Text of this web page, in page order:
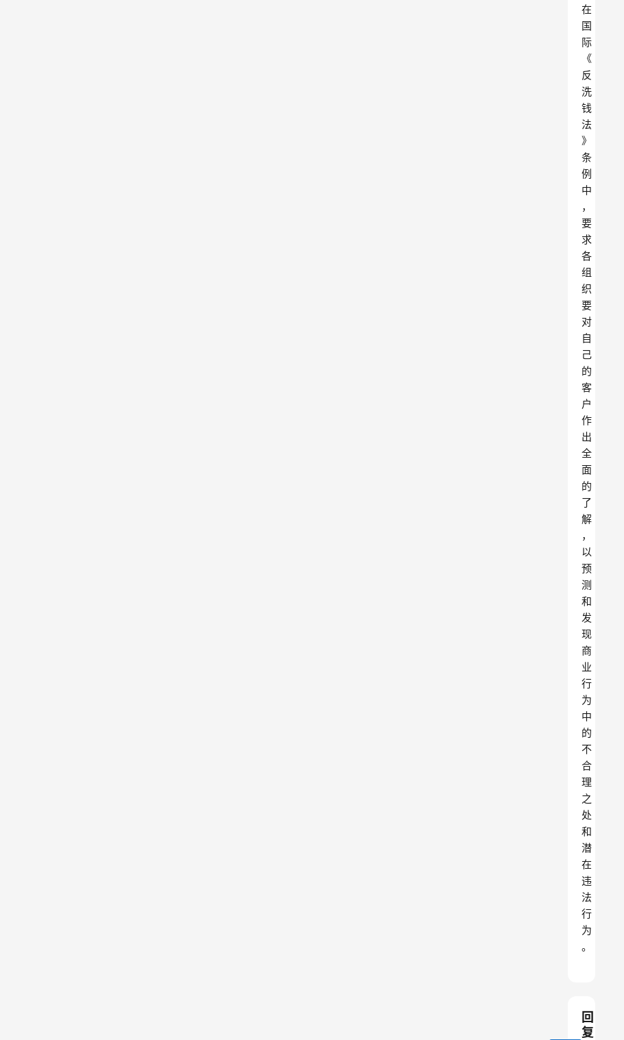
在
国
际
《
反
洗
钱
法
》
条
例
中
，
要
求
各
组
织
要
对
自
己
的
客
户
作
出
全
面
的
了
解
，
以
预
测
和
发
现
商
业
行
为
中
的
不
合
理
之
处
和
潜
在
违
法
行
为
。
回
复